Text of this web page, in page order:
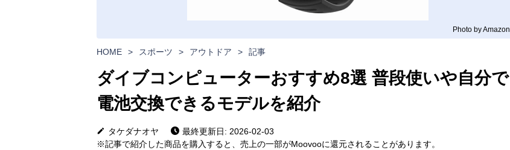
Photo by Amazon
HOME > スポーツ > アウトドア > 記事
ダイブコンピューターおすすめ8選 普段使いや自分で
電池交換できるモデルを紹介
タケダナオヤ
最終更新日: 2026-02-03
※記事で紹介した商品を購入すると、売上の一部がMoovooに還元されることがあります。